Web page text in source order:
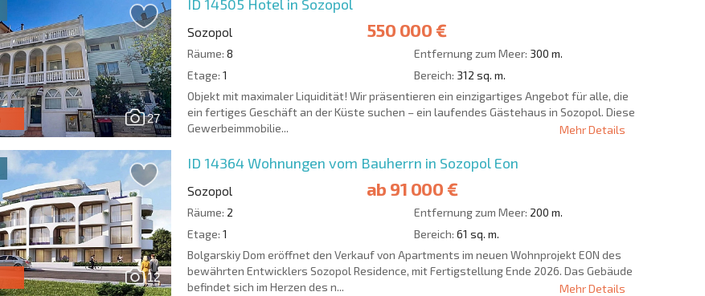
27
ID 14505 Hotel in Sozopol
Sozopol 550 000 €
Räume: 8 Entfernung zum Meer: 300 m.
Etage: 1 Bereich: 312 sq. m.
Objekt mit maximaler Liquidität! Wir präsentieren ein einzigartiges Angebot für alle, die
ein fertiges Geschäft an der Küste suchen – ein laufendes Gästehaus in Sozopol. Diese
Gewerbeimmobilie...
Mehr Details
12
ID 14364Wohnungen vom Bauherrn in Sozopol Eon
Sozopol ab 91 000 €
Räume: 2 Entfernung zum Meer: 200 m.
Etage: 1 Bereich: 61 sq. m.
Bolgarskiy Dom eröffnet den Verkauf von Apartments im neuen Wohnprojekt EON des
bewährten Entwicklers Sozopol Residence, mit Fertigstellung Ende 2026. Das Gebäude
befindet sich im Herzen des n...
Mehr Details